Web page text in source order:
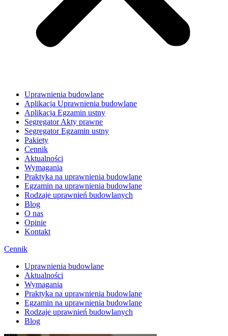
Uprawnienia budowlane
Aplikacja Uprawnienia budowlane
Aplikacja Egzamin ustny
Segregator Akty prawne
Segregator Egzamin ustny
Pakiety
Cennik
Aktualności
Wymagania
Praktyka na uprawnienia budowlane
Egzamin na uprawnienia budowlane
Rodzaje uprawnień budowlanych
Blog
O nas
Opinie
Kontakt
Cennik
Uprawnienia budowlane
Aktualności
Wymagania
Praktyka na uprawnienia budowlane
Egzamin na uprawnienia budowlane
Rodzaje uprawnień budowlanych
Blog